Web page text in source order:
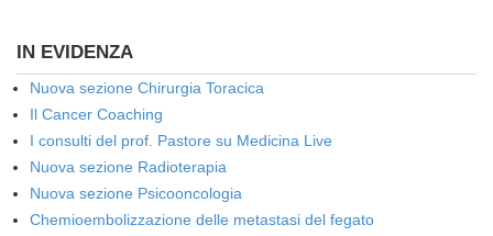
IN EVIDENZA
Nuova sezione Chirurgia Toracica
Il Cancer Coaching
I consulti del prof. Pastore su Medicina Live
Nuova sezione Radioterapia
Nuova sezione Psicooncologia
Chemioembolizzazione delle metastasi del fegato